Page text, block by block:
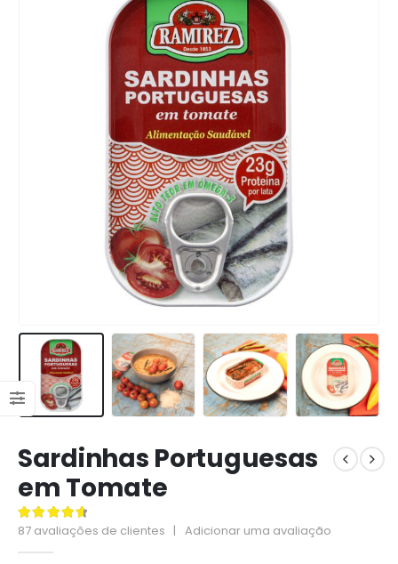
Sardinhas Portuguesas
em Tomate
4.77de 5
87 avaliações de clientes | Adicionar uma avaliação